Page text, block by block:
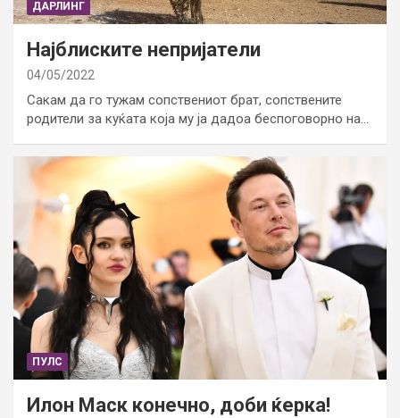
ДАРЛИНГ
Најблиските непријатели
04/05/2022
Сакам да го тужам сопствениот брат, сопствените
родители за куќата која му ја дадоа беспоговорно на…
ПУЛС
Илон Маск конечно, доби ќерка!